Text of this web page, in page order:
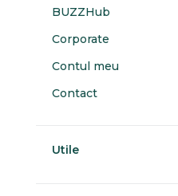
BUZZHub
Corporate
Contul meu
Contact
Utile